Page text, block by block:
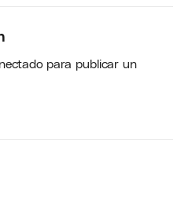
para publicar un